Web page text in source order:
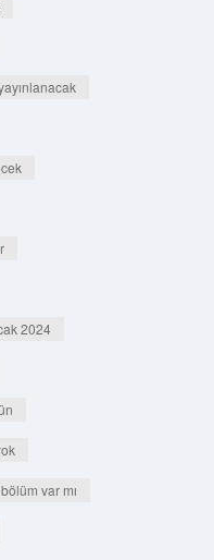
2024
var mı